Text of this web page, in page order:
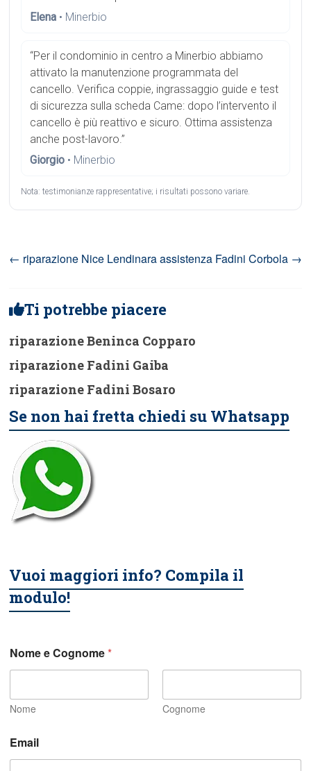
Elena • Minerbio
“Per il condominio in centro a Minerbio abbiamo
attivato la manutenzione programmata del
cancello. Verifica coppie, ingrassaggio guide e test
di sicurezza sulla scheda Came: dopo l’intervento il
cancello è più reattivo e sicuro. Ottima assistenza
anche post-lavoro.”
Giorgio • Minerbio
Nota: testimonianze rappresentative; i risultati possono variare.
← riparazione Nice Lendinaraassistenza Fadini Corbola →
Ti potrebbe piacere
riparazione Beninca Copparo
riparazione Fadini Gaiba
riparazione Fadini Bosaro
Se non hai fretta chiedi su Whatsapp
Vuoi maggiori info? Compila il
modulo!
Nome e Cognome*
Nome Cognome
p
o
Email